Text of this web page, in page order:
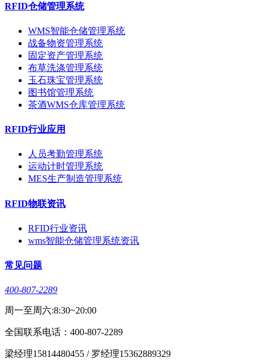
RFID仓储管理系统
WMS智能仓储管理系统
战备物资管理系统
固定资产管理系统
布草洗涤管理系统
玉石珠宝管理系统
图书馆管理系统
茶酒WMS仓库管理系统
RFID行业应用
人员考勤管理系统
运动计时管理系统
MES生产制造管理系统
RFID物联资讯
RFID行业资讯
wms智能仓储管理系统资讯
常见问题
400-807-2289
周一至周六:8:30~20:00
全国联系电话：400-807-2289
梁经理15814480455 / 罗经理15362889329